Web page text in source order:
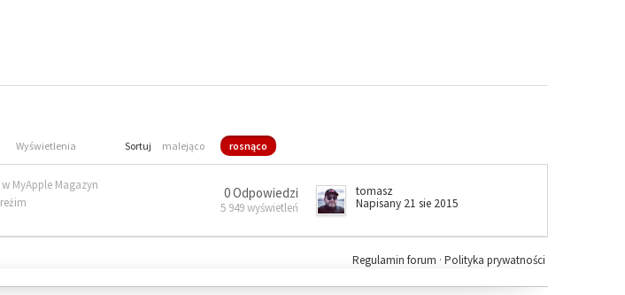
Wyświetlenia Sortuj malejąco rosnąco
w MyApple Magazyn
reżim
0 Odpowiedzi
5 949 wyświetleń
tomasz
Napisany 21 sie 2015
Polityka prywatności
Regulamin forum ·